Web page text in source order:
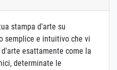
stampa d'arte su
semplice e intuitivo che vi
esattamente come la
determinate le